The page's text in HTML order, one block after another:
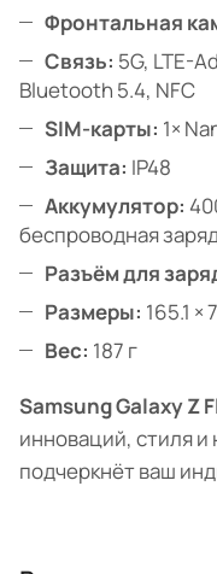
Фронтальная
Связь: 5G, LTE-
Bluetooth 5.4, NFC
SIM-карты: 1×
Защита: IP48
Аккумулятор:
беспроводная
Разъём для
Размеры: 165.1 ×
Вес: 187 г
Samsung Galaxy Z
инноваций, стиля
подчеркнёт ваш